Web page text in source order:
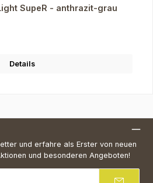
SupeR - anthrazit-grau
Details
und erfahre als Erster von neuen
und besonderen Angeboten!